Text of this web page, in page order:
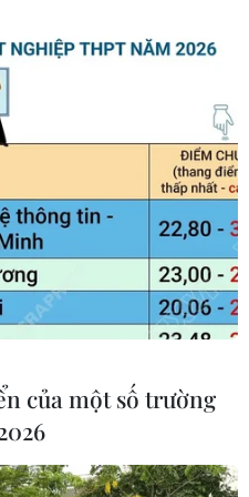
Nam-
thuận
chí: Mở
của một số trường